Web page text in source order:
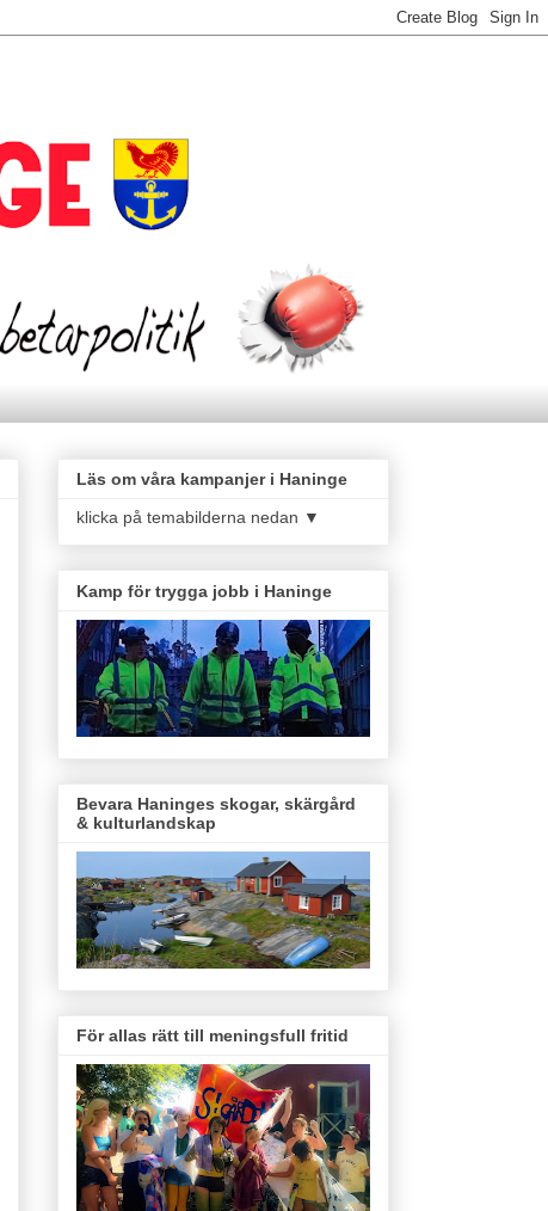
Läs om våra kampanjer i Haninge
klicka på temabilderna nedan ▼
Kamp för trygga jobb i Haninge
Bevara Haninges skogar, skärgård
& kulturlandskap
För allas rätt till meningsfull fritid